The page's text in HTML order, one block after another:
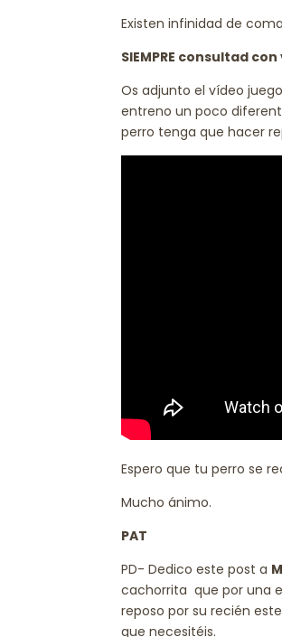
Existen infinidad de
SIEMPRE consultad
Os adjunto el vídeo
entreno un poco
perro tenga que hacer
Espero que tu perro se
Mucho ánimo.
PAT
PD- Dedico este post a
cachorrita que por una
reposo por su recién
que necesitéis.